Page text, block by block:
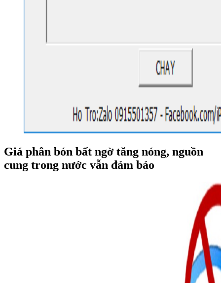
Giá phân bón bất ngờ tăng nóng, nguồn
cung trong nước vẫn đảm bảo